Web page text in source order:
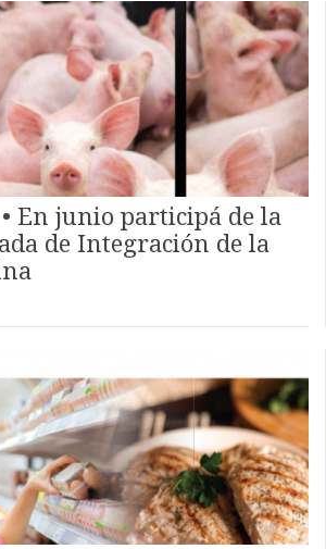
En junio participá de la
de Integración de la